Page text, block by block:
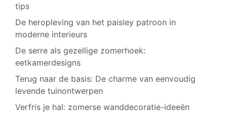
tips
De heropleving van het paisley patroon in
moderne interieurs
De serre als gezellige zomerhoek:
eetkamerdesigns
Terug naar de basis: De charme van eenvoudig
levende tuinontwerpen
Verfris je hal: zomerse wanddecoratie-ideeën